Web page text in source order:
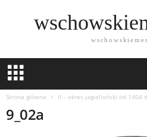
Strona główna II – okres jagielloński od 1404
9_02a